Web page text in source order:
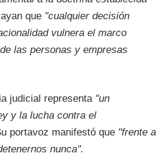
que "cualquier decisión
vulnera el marco
las personas y empresas
judicial representa "un
y la lucha contra el
portavoz manifestó que "frente a
nunca".